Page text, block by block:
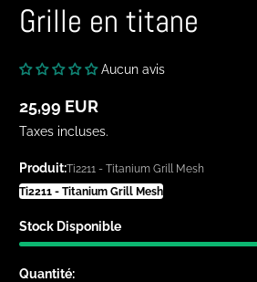
Grille en titane
Aucun avis
Prix
normal
25,99 EUR
Taxes incluses.
Produit:Ti2211 - Titanium Grill Mesh
Ti2211 - Titanium Grill Mesh
Stock Disponible
Quantité: